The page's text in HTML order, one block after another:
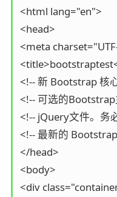
<html lang="en">
<head>
<meta
<!-- 新 Bootstrap 核
<!-- 可选的
<!-- jQuery文件。
<!-- 最新的
</head>
<body>
<div